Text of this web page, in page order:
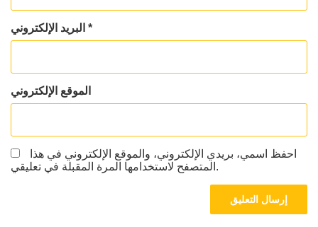
*
الموقع الإلكتروني
احفظ اسمي، بريدي الإلكتروني، والموقع الإلكتروني في هذا
المتصفح لاستخدامها المرة المقبلة في تعليقي.